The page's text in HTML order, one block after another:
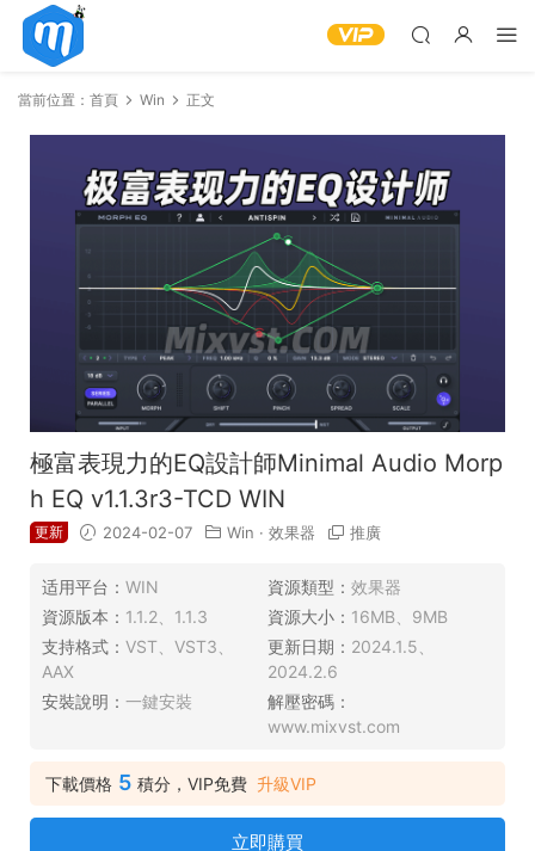
當前位置： 首頁 Win 正文
極富表現力的EQ設計師Minimal Audio Morp
h EQ v1.1.3r3-TCD WIN
更新 2024-02-07 Win · 效果器 推廣
适用平台： WIN 資源類型： 效果器
資源版本： 1.1.2、1.1.3 資源大小： 16MB、9MB
支持格式： VST、VST3、
AAX
更新日期： 2024.1.5、
2024.2.6
安裝說明： 一鍵安裝
解壓密碼：
www.mixvst.com
下載價格 5 積分，VIP免費 升級VIP
立即購買